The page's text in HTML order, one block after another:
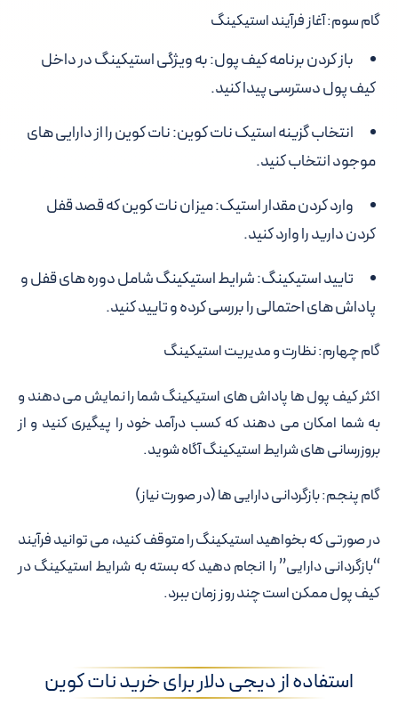
گام سوم: آغاز فرآیند استیکینگ
باز کردن برنامه کیف پول: به ویژگی استیکینگ در داخل
کیف پول دسترسی پیدا کنید.
انتخاب گزینه استیک نات کوین: نات کوین را از دارایی های
موجود انتخاب کنید.
وارد کردن مقدار استیک: میزان نات کوین که قصد قفل
کردن دارید را وارد کنید.
تایید استیکینگ: شرایط استیکینگ شامل دوره های قفل و
پاداش های احتمالی را بررسی کرده و تایید کنید.
گام چهارم: نظارت و مدیریت استیکینگ
اکثر کیف پول ها پاداش های استیکینگ شما را نمایش می دهند و
به شما امکان می دهند که کسب درآمد خود را پیگیری کنید و از
بروزرسانی های شرایط استیکینگ آگاه شوید.
گام پنجم: بازگردانی دارایی ها (در صورت نیاز)
در صورتی که بخواهید استیکینگ را متوقف کنید، می توانید فرآیند
“بازگردانی دارایی” را انجام دهید که بسته به شرایط استیکینگ در
کیف پول ممکن است چند روز زمان ببرد.
استفاده از دیجی دلار برای خرید نات کوین